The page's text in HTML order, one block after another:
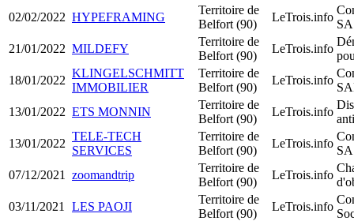
02/02/2022 HYPEFRAMING
Territoire de
Belfort (90)
LeTrois.info
21/01/2022 MILDEFY
Territoire de
Belfort (90)
LeTrois.info
18/01/2022
KLINGELSCHMITT
IMMOBILIER
Territoire de
Belfort (90)
LeTrois.info
13/01/2022 ETS MONNIN
Territoire de
Belfort (90)
LeTrois.info
13/01/2022
TELE-TECH
SERVICES
Territoire de
Belfort (90)
LeTrois.info
07/12/2021
zoomandtrip
Territoire de
Belfort (90)
LeTrois.info
03/11/2021
LES PAOJI
Territoire de
Belfort (90)
LeTrois.info